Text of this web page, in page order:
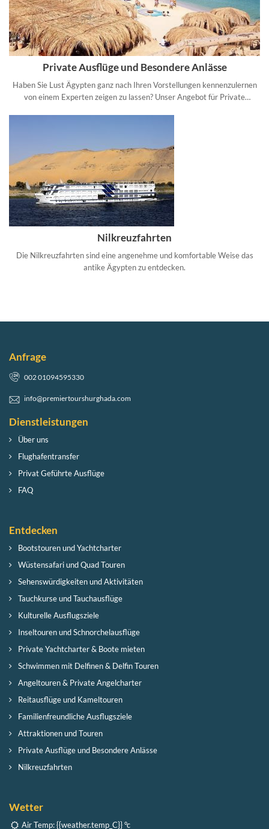
Private Ausflüge und Besondere Anlässe
Haben Sie Lust Ägypten ganz nach Ihren Vorstellungen kennenzulernen
von einem Experten zeigen zu lassen? Unser Angebot für Private
Nilkreuzfahrten
Die Nilkreuzfahrten sind eine angenehme und komfortable Weise das
antike Ägypten zu entdecken.
Anfrage
002 01094595330
info@premiertourshurghada.com
Dienstleistungen
Über uns
Flughafentransfer
Privat Geführte Ausflüge
FAQ
Entdecken
Bootstouren und Yachtcharter
Wüstensafari und Quad Touren
Sehenswürdigkeiten und Aktivitäten
Tauchkurse und Tauchausflüge
Kulturelle Ausflugsziele
Inseltouren und Schnorchelausflüge
Private Yachtcharter & Boote mieten
Schwimmen mit Delfinen & Delfin Touren
Angeltouren & Private Angelcharter
Reitausflüge und Kameltouren
Familienfreundliche Ausflugsziele
Attraktionen und Touren
Private Ausflüge und Besondere Anlässe
Nilkreuzfahrten
Wetter
Air Temp:{{weather.temp_C}} °c